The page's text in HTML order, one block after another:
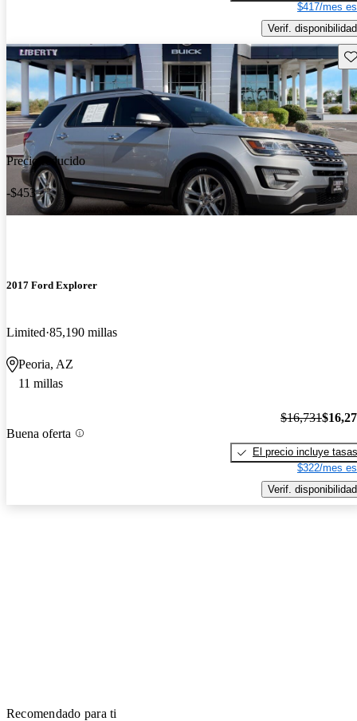
$417/mes
Verif. disponibilidad
Precio reducido
-$453
2017 Ford Explorer
Limited 85,190 millas
Peoria, AZ
11 millas
Buena oferta
$16,731
El precio incluye tasas
$322/mes
Verif. disponibilidad
Recomendado para ti